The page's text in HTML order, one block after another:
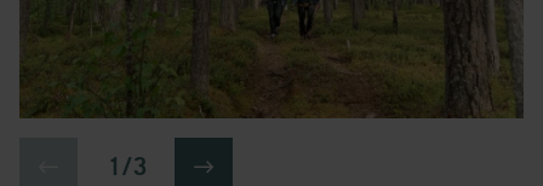
1 / 3